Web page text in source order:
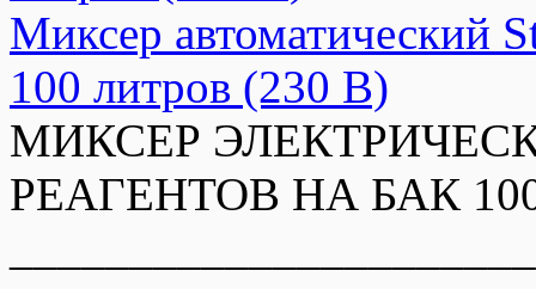
Миксер автоматический
100 литров (230 В)
МИКСЕР
РЕАГЕНТОВ НА БАК 100